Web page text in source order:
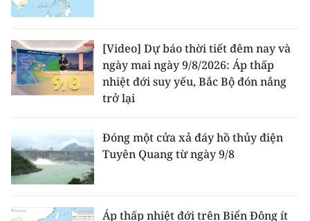
[Video] Dự báo thời tiết đêm nay và
ngày mai ngày 9/8/2026: Áp thấp
nhiệt đới suy yếu, Bắc Bộ đón nắng
trở lại
Đóng một cửa xả đáy hồ thủy điện
Tuyên Quang từ ngày 9/8
Áp thấp nhiệt đới trên Biển Đông ít